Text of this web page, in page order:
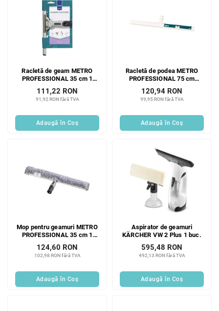
Racletă de geam METRO
PROFESSIONAL 35 cm 1
buc.
91,92 RON fără TVA
111,22 RON
Adaugă în Coş
Racletă de podea METRO
PROFESSIONAL 75 cm
HACCP albă 1 buc.
99,95 RON fără TVA
120,94 RON
Adaugă în Coş
Mop pentru geamuri METRO
PROFESSIONAL 35 cm 1
buc.
102,98 RON fără TVA
124,60 RON
Adaugă în Coş
Aspirator de geamuri
KÄRCHER VW 2 Plus 1 buc.
492,13 RON fără TVA
595,48 RON
Adaugă în Coş